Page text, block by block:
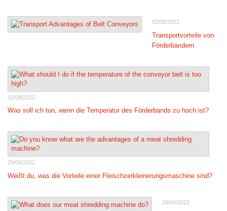
02/08/2022
Transportvorteile von
Förderbändern
02/08/2022
Was soll ich tun, wenn die Temperatur des Förderbands zu hoch ist?
29/06/2022
Weißt du, was die Vorteile einer Fleischzerkleinerungsmaschine sind?
29/06/2022